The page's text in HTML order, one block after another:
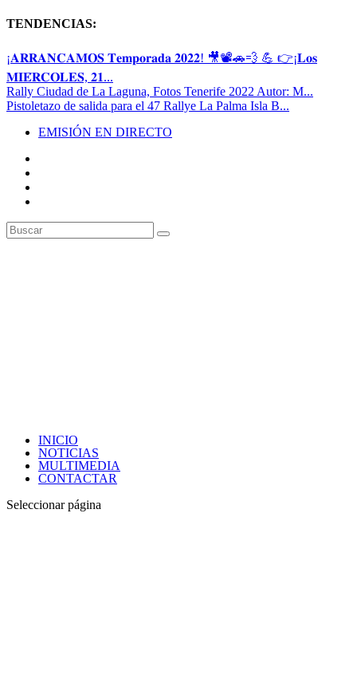
TENDENCIAS:
¡𝐀𝐑𝐑𝐀𝐍𝐂𝐀𝐌𝐎𝐒 𝐓𝐞𝐦𝐩𝐨𝐫𝐚𝐝𝐚 𝟐𝟎𝟐𝟐! 🎥📽🚗💨 💪 👉¡𝐋𝐨𝐬
𝐌𝐈𝐄́𝐑𝐂𝐎𝐋𝐄𝐒, 𝟐𝟏...
Rally Ciudad de La Laguna, Fotos Tenerife 2022 Autor: M...
Pistoletazo de salida para el 47 Rallye La Palma Isla B...
EMISIÓN EN DIRECTO
INICIO
NOTICIAS
MULTIMEDIA
CONTACTAR
Seleccionar página